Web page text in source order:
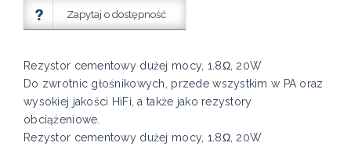
Zapytaj o dostępność
Rezystor cementowy dużej mocy, 1.8Ω, 20W
Do zwrotnic głośnikowych, przede wszystkim w PA oraz
wysokiej jakości HiFi, a także jako rezystory
obciążeniowe.
Rezystor cementowy dużej mocy, 1.8Ω, 20W